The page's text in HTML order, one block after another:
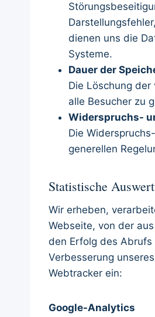
dienen uns die
Systeme.
Dauer der
Die Löschung
alle Besucher zu
Widerspruchs-
Die
generellen
Statistische
Wir erheben,
Webseite, von der
den Erfolg des
Verbesserung
Webtracker ein:
Google-Analytics